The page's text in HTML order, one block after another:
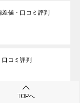
値・口コミ評判
コミ評判
TOPへ